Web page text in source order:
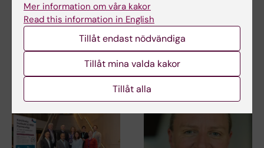
Relaterat
Angelique Flöter-Rådestad
Relaterade artiklar
Mer information om våra kakor
Read this information in English
Tillåt endast nödvändiga
Tillåt mina valda kakor
Tillåt alla